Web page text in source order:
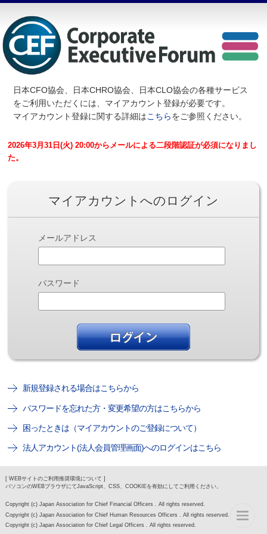
日本CFO協会、日本CHRO協会、日本CLO協会の各種サービス
をご利用いただくには、マイアカウント登録が必要です。
マイアカウント登録に関する詳細はこちらをご参照ください。
2026年3月31日(火) 20:00からメールによる二段階認証が必須になりまし
た。
マイアカウントへのログイン
メールアドレス
パスワード
新規登録される場合はこちらから
パスワードを忘れた方・変更希望の方はこちらから
困ったときは（マイアカウントのご登録について）
法人アカウント(法人会員管理画面)へのログインはこちら
[ WEBサイトのご利用推奨環境について ]
パソコンのWEBブラウザにてJavaScript、CSS、COOKIEを有効にしてご利用ください。
Copyright (c) Japan Association for Chief Financial Officers . All rights reserved.
Copyright (c) Japan Association for Chief Human Resources Officers . All rights reserved.
Copyright (c) Japan Association for Chief Legal Officers . All rights reserved.